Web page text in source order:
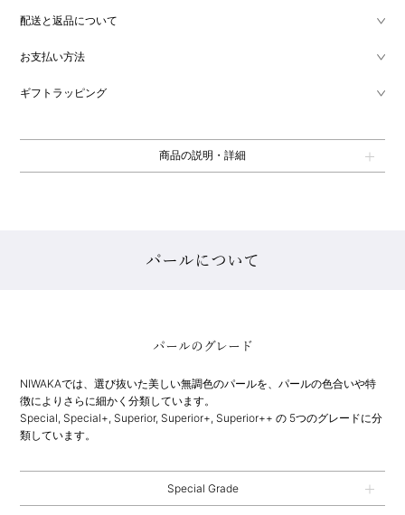
配送と返品について
お支払い方法
ギフトラッピング
商品の説明・詳細
パールについて
パールのグレード
NIWAKAでは、選び抜いた美しい無調色のパールを、パールの色合いや特
徴によりさらに細かく分類しています。
Special, Special+, Superior, Superior+, Superior++ の 5つのグレードに分
類しています。
Special Grade